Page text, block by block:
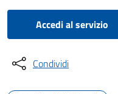
Accedi al servizio
Condividi